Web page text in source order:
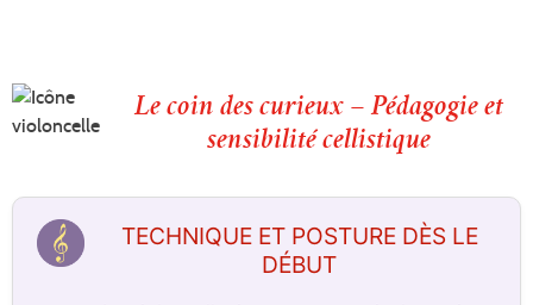
Le coin des curieux – Pédagogie et
sensibilité cellistique
TECHNIQUE ET POSTURE DÈS LE
DÉBUT